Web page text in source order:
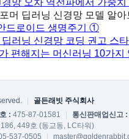
머 딥러닝 신경망 모델 알아
드로이드 생명주기 ①
러닝 신경망 코딩 권고 스타
편해지는 머신러닝 10가지
|
골든래빗 주식회사
: 475-87-01581 | 통신판매업신고 :
449호 (동교동, LC타워)
537-0505 |